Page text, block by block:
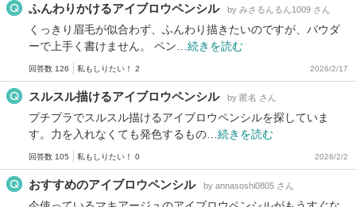
ふんわりかけるアイブロウペンシル by みさるんるん1009 さん
くっきり眉毛が似合わず、ふんわり描きたいのですが、パウダ
ーで上手く書けません。 ペン… 続きを読む
回答数 126 私もしりたい！ 2 2026/2/17
スルスル描けるアイブロウペンシル by 匿名 さん
プチプラでスルスル描けるアイブロウペンシルを探していま
す。力を入れなくても発色するもの… 続きを読む
回答数 105 私もしりたい！ 0 2026/2/2
おすすめのアイブロウペンシル by annasoshi0805 さん